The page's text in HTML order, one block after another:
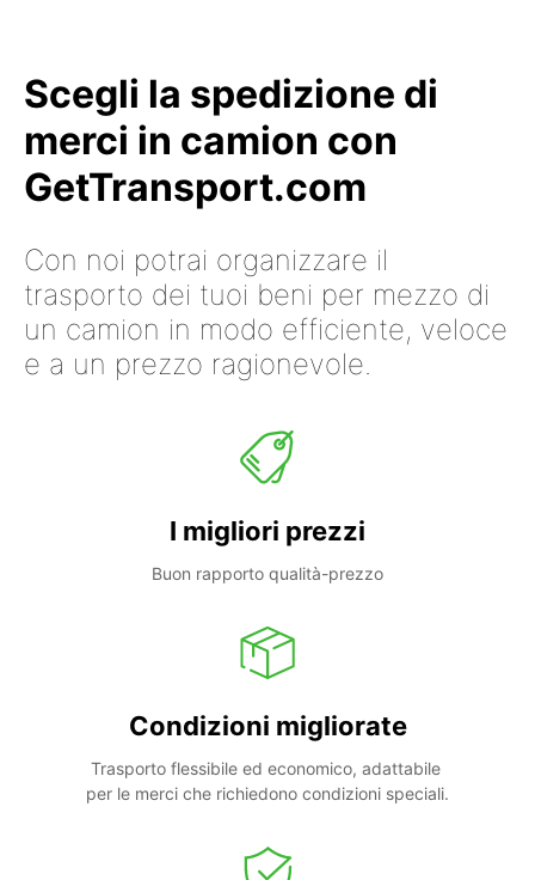
Scegli la spedizione di
merci in camion con
GetTransport.com
Con noi potrai organizzare il
trasporto dei tuoi beni per mezzo di
un camion in modo efficiente, veloce
e a un prezzo ragionevole.
I migliori prezzi
Buon rapporto qualità-prezzo
Condizioni migliorate
Trasporto flessibile ed economico, adattabile
per le merci che richiedono condizioni speciali.